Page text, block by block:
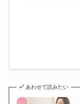
あわせて読みたい